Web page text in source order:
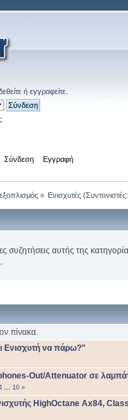
ή εγγραφείτε
Σύνδεση Εγγραφή
» Ενισχυτές
συζητήσεις αυτής της
πίνακα.
Ενισχυτή να πάρω?"
Out/Attenuator σε
... 10 »
HighOctane Ax84,